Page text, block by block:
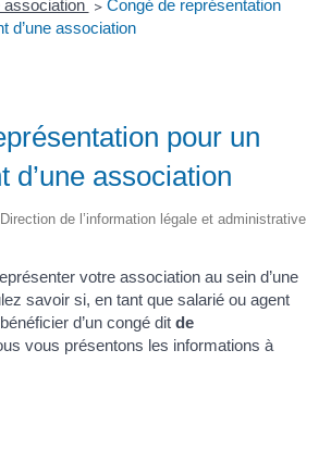
association > Congé de représentation
d’une association
pour un
d’une association
de l’information légale et administrative
votre association au sein d’une
savoir si, en tant que salarié ou agent
d’un congé dit de
vous présentons les informations à